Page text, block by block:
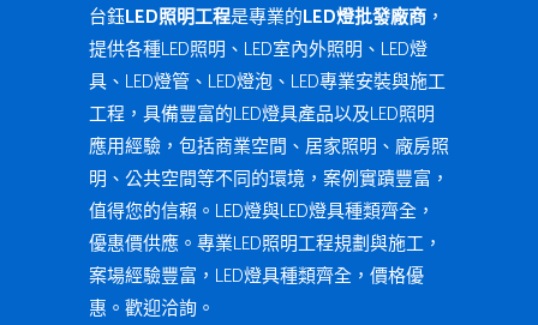
台鈺LED照明工程是專業的LED燈批發廠商 ，
提供各種LED照明、LED室內外照明、LED燈
具、LED燈管、LED燈泡、LED專業安裝與施工
工程，具備豐富的LED燈具產品以及LED照明
應用經驗，包括商業空間、居家照明、廠房照
明、公共空間等不同的環境，案例實蹟豐富，
值得您的信賴。LED燈與LED燈具種類齊全，
優惠價供應。專業LED照明工程規劃與施工，
案場經驗豐富，LED燈具種類齊全，價格優
惠。歡迎洽詢。